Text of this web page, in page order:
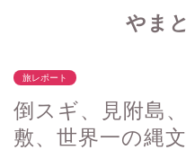
やま
旅レポート
倒スギ、見附島
敷、世界一の縄